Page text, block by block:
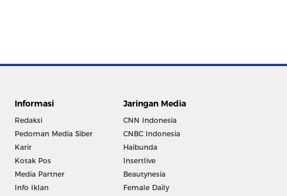
Informasi
Redaksi
Pedoman Media Siber
Karir
Kotak Pos
Media Partner
Info Iklan
Jaringan Media
CNN Indonesia
CNBC Indonesia
Haibunda
Insertlive
Beautynesia
Female Daily